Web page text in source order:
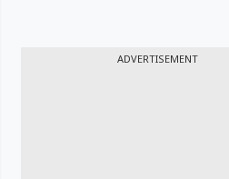
ADVERTISEMENT